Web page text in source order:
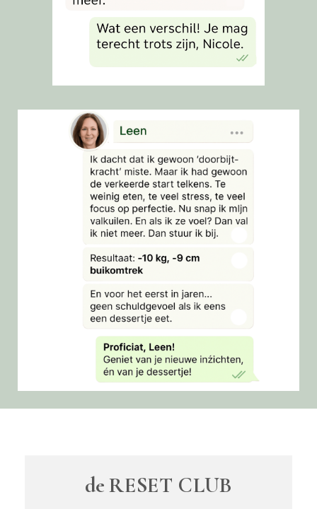
de RESET CLUB